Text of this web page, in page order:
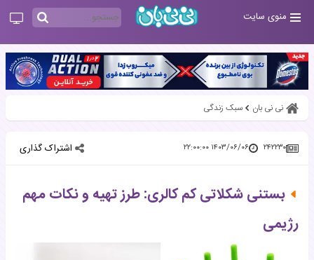
منوی سایت
نی نی بان سبک زندگی
۲۴۲۲۳۰ ۱۴۰۳/۰۶/۰۶ ۲۲:۰۰:۰۰ اشتراک گذاری
بستنی شکلاتی کم‌ کالری: طرز تهیه و نکات مهم
رژیمی